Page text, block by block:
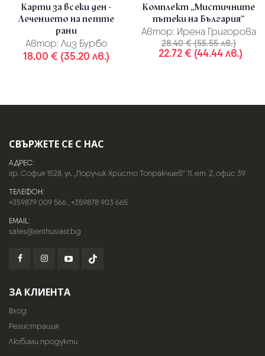
Карти за всеки ден -
Лечението на петте
рани
Автор: Лиз Бурбо
18.00 € (35.20 лв.)
Комплект „Мистичните
пътеки на България“
Автор: Ирена Григорова
28.40 € (55.55 лв.)
22.72 € (44.44 лв.)
СВЪРЖЕТЕ СЕ С НАС
АДРЕС:
гр. София 1528, ул. „Поручик Христо Топракчиев“ 11, ет. 2, офис 39
ТЕЛЕФОН:
+359879 009 566,+359878 903 665
EMAIL:
sales@enthusiast.bg
ЗА КЛИЕНТА
Вход
Регистрация
Любими продукти